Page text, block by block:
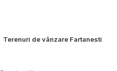
Terenuri de vânzare Fartanesti
intravilan, ideal pentru